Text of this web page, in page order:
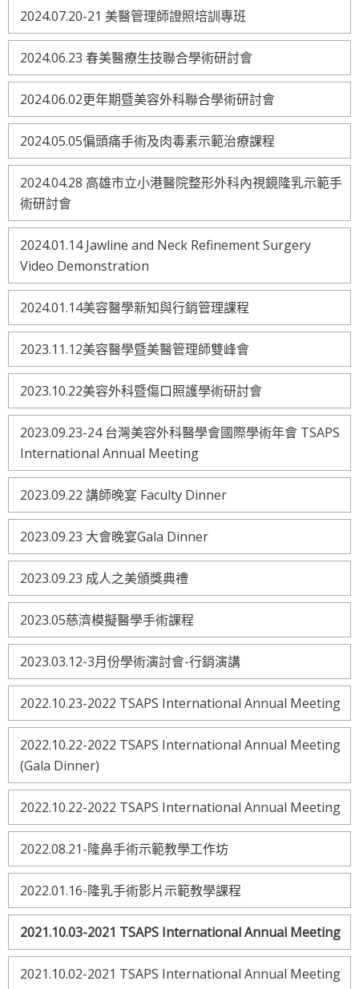
2024.07.20-21 美醫管理師證照培訓專班
2024.06.23 春美醫療生技聯合學術研討會
2024.06.02更年期暨美容外科聯合學術研討會
2024.05.05偏頭痛手術及肉毒素示範治療課程
2024.04.28 高雄市立小港醫院整形外科內視鏡隆乳示範手
術研討會
2024.01.14 Jawline and Neck Refinement Surgery
Video Demonstration
2024.01.14美容醫學新知與行銷管理課程
2023.11.12美容醫學暨美醫管理師雙峰會
2023.10.22美容外科暨傷口照護學術研討會
2023.09.23-24 台灣美容外科醫學會國際學術年會 TSAPS
International Annual Meeting
2023.09.22 講師晚宴 Faculty Dinner
2023.09.23 大會晚宴Gala Dinner
2023.09.23 成人之美頒獎典禮
2023.05慈濟模擬醫學手術課程
2023.03.12-3月份學術演討會-行銷演講
2022.10.23-2022 TSAPS International Annual Meeting
2022.10.22-2022 TSAPS International Annual Meeting
(Gala Dinner)
2022.10.22-2022 TSAPS International Annual Meeting
2022.08.21-隆鼻手術示範教學工作坊
2022.01.16-隆乳手術影片示範教學課程
2021.10.03-2021 TSAPS International Annual Meeting
2021.10.02-2021 TSAPS International Annual Meeting